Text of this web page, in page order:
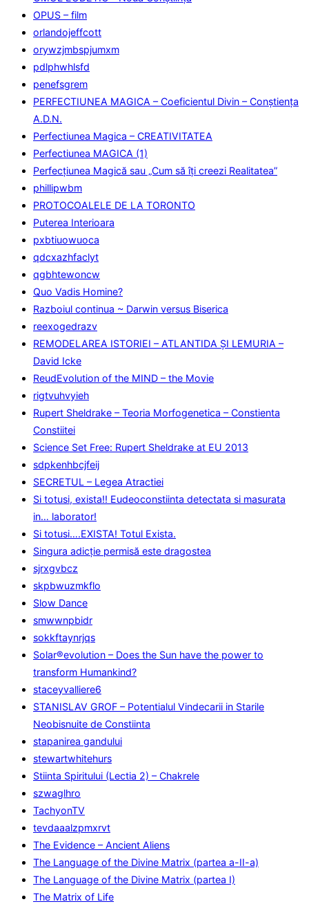
OPUS – film
orlandojeffcott
orywzjmbspjumxm
pdlphwhlsfd
penefsgrem
PERFECTIUNEA MAGICA – Coeficientul Divin – Conștiența
A.D.N.
Perfectiunea Magica – CREATIVITATEA
Perfectiunea MAGICA (1)
Perfecţiunea Magică sau „Cum să îţi creezi Realitatea”
phillipwbm
PROTOCOALELE DE LA TORONTO
Puterea Interioara
pxbtiuowuoca
qdcxazhfaclyt
qgbhtewoncw
Quo Vadis Homine?
Razboiul continua ~ Darwin versus Biserica
reexogedrazv
REMODELAREA ISTORIEI – ATLANTIDA ȘI LEMURIA –
David Icke
ReudEvolution of the MIND – the Movie
rigtvuhvyieh
Rupert Sheldrake – Teoria Morfogenetica – Constienta
Constiitei
Science Set Free: Rupert Sheldrake at EU 2013
sdpkenhbcjfeij
SECRETUL – Legea Atractiei
Si totusi, exista!! Eudeoconstiinta detectata si masurata
in… laborator!
Si totusi….EXISTA! Totul Exista.
Singura adicţie permisă este dragostea
sjrxgvbcz
skpbwuzmkflo
Slow Dance
smwwnpbidr
sokkftaynrjqs
Solar®evolution – Does the Sun have the power to
transform Humankind?
staceyvalliere6
STANISLAV GROF – Potentialul Vindecarii in Starile
Neobisnuite de Constiinta
stapanirea gandului
stewartwhitehurs
Stiinta Spiritului (Lectia 2) – Chakrele
szwaglhro
TachyonTV
tevdaaalzpmxrvt
The Evidence – Ancient Aliens
The Language of the Divine Matrix (partea a-II-a)
The Language of the Divine Matrix (partea I)
The Matrix of Life